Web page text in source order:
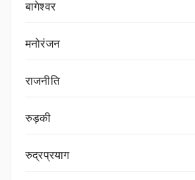
बागेश्वर
मनोरंजन
राजनीति
रुड़की
रुद्रप्रयाग